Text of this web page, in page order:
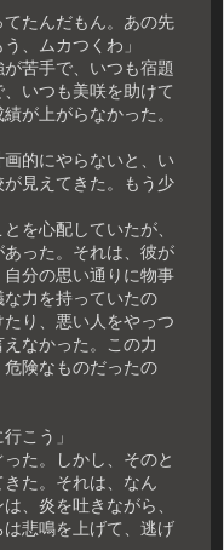
てたんだもん。あの先
、ムカつくわ」
苦手で、いつも宿題
いつも美咲を助けて
が上がらなかった。
画的にやらないと、い
見えてきた。もう少
を心配していたが、
った。それは、彼が
分の思い通りに物事
力を持っていたの
り、悪い人をやっつ
なかった。この力
険なものだったの
こう」
た。しかし、そのと
た。それは、なん
、炎を吐きながら、
悲鳴を上げて、逃げ